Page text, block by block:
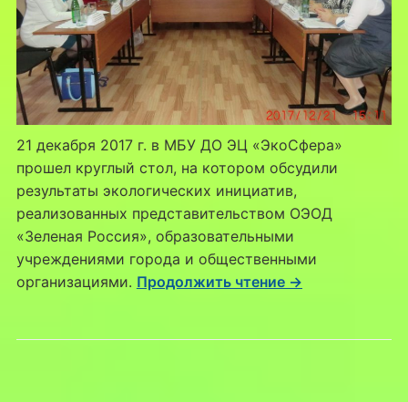
21 декабря 2017 г. в МБУ ДО ЭЦ «ЭкоСфера»
прошел круглый стол, на котором обсудили
результаты экологических инициатив,
реализованных представительством ОЭОД
«Зеленая Россия», образовательными
учреждениями города и общественными
организациями. Продолжить чтение →